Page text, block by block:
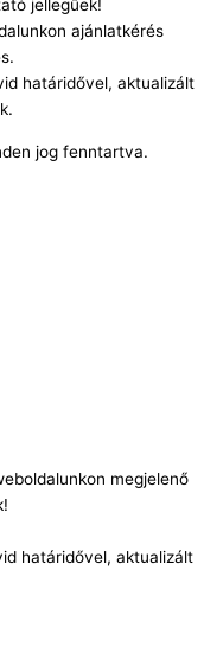
jellegűek!
ajánlatkérés
határidővel, aktualizált
jog fenntartva.
megjelenő
határidővel, aktualizált